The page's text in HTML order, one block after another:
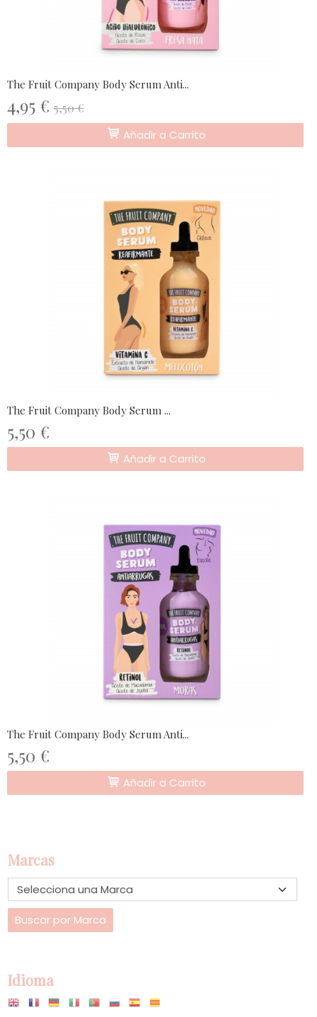
Marcas
Idioma
The Fruit Company Body Serum Anti...
4,95 € 5,50 €
Añadir a Carrito
The Fruit Company Body Serum ...
5,50 €
Añadir a Carrito
The Fruit Company Body Serum Anti...
5,50 €
Añadir a Carrito